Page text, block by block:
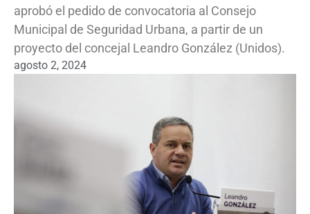
aprobó el pedido de convocatoria al Consejo
Municipal de Seguridad Urbana, a partir de un
proyecto del concejal Leandro González (Unidos).
agosto 2, 2024